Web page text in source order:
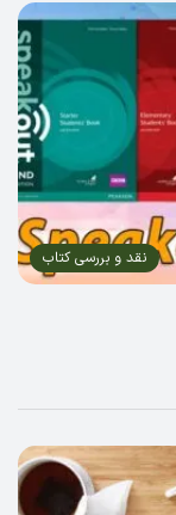
نقد و بررسی کتاب